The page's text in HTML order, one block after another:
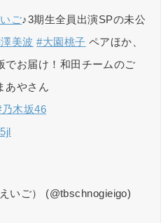
ご♪3期生全員出演SPの未公
美波 #大園桃子 ペアほか、
でお届け！和田チームのご
あやさん
乃木坂46
いご） (@tbschnogieigo)